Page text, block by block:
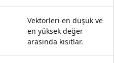
Vektörleri en düşük ve
en yüksek değer
arasında kısıtlar.